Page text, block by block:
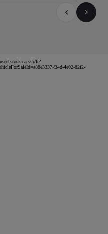
stock-cars/fr/fr?
f34d-4e02-82f2-